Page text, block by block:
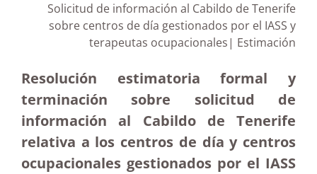
Solicitud de información al Cabildo de Tenerife
sobre centros de día gestionados por el IASS y
terapeutas ocupacionales| Estimación
Resolución estimatoria formal y
terminación sobre solicitud de
información al Cabildo de Tenerife
relativa a los centros de día y centros
ocupacionales gestionados por el IASS